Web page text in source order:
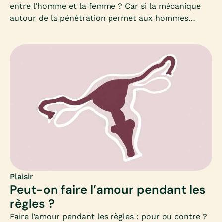
entre l’homme et la femme ? Car si la mécanique
autour de la pénétration permet aux hommes
l’orgasme féminin, lui, semble un peu plus
complexe.La pénétration vaginale serait-elle
dépassée ? Mia fait le point sur les différents
Plaisir
Peut-on faire l’amour pendant les
règles ?
Faire l’amour pendant les règles : pour ou contre ?